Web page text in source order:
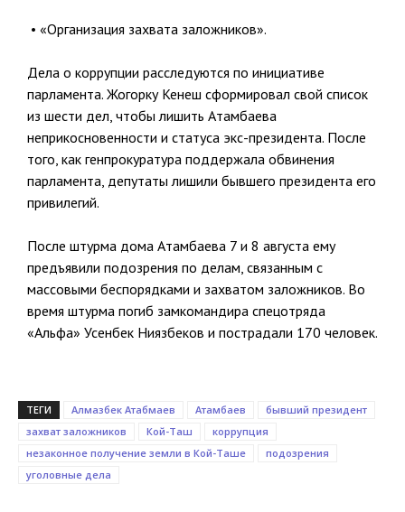
• «Организация захвата заложников».
Дела о коррупции расследуются по инициативе
парламента. Жогорку Кенеш сформировал свой список
из шести дел, чтобы лишить Атамбаева
неприкосновенности и статуса экс-президента. После
того, как генпрокуратура поддержала обвинения
парламента, депутаты лишили бывшего президента его
привилегий.
После штурма дома Атамбаева 7 и 8 августа ему
предъявили подозрения по делам, связанным с
массовыми беспорядками и захватом заложников. Во
время штурма погиб замкомандира спецотряда
«Альфа» Усенбек Ниязбеков и пострадали 170 человек.
ТЕГИ Алмазбек Атабмаев Атамбаев
бывший президент
захват заложников
Кой-Таш
коррупция
незаконное получение земли в Кой-Таше
подозрения
уголовные дела